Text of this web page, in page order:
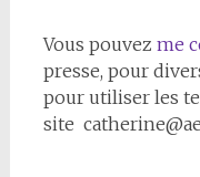
Vous pouvez me
presse, pour
pour utiliser les
site